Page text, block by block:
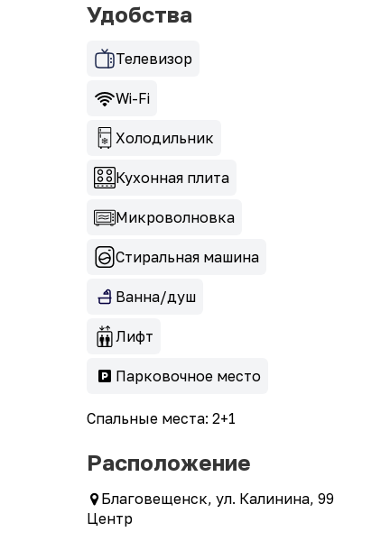
Удобства
Телевизор
Wi-Fi
Холодильник
Кухонная плита
Микроволновка
Стиральная машина
Ванна/душ
Лифт
Парковочное место
Спальные места: 2+1
Расположение
Благовещенск, ул. Калинина, 99
Центр